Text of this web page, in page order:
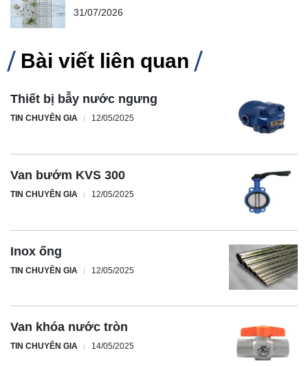
31/07/2026
Bài viết liên quan
Thiết bị bẫy nước ngưng
TIN CHUYÊN GIA 12/05/2025
Van bướm KVS 300
TIN CHUYÊN GIA 12/05/2025
Inox ống
TIN CHUYÊN GIA 12/05/2025
Van khóa nước tròn
TIN CHUYÊN GIA 14/05/2025